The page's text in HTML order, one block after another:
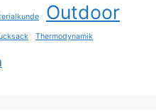
Outdoor
Thermodynamik